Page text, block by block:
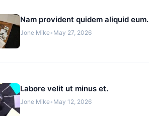
Nam provident quidem aliquid eum.
Jone Mike• May 27, 2026
Labore velit ut minus et.
Jone Mike• May 12, 2026